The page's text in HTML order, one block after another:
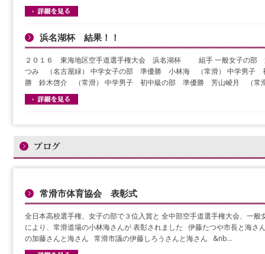
浜名湖杯 結果！！
２０１６ 東海地区空手道選手権大会 浜名湖杯 組手 一般女子の部
つみ （名古屋緑） 中学女子の部 準優勝 小林海 （常滑） 中学男子
勝 鈴木啓介 （常滑） 中学男子 初中級の部 準優勝 芳山崚月 （
常滑市体育協会 表彰式
全日本高校選手権、女子の部で３位入賞と 全中部空手道選手権大会、一般
により、常滑道場の小林海さんが 表彰されました 伊藤たつや市長と海さ
の加藤さんと海さん 常滑市議の伊藤しろうさんと海さん &nb…